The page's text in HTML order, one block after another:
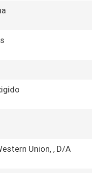
Union, , D/A